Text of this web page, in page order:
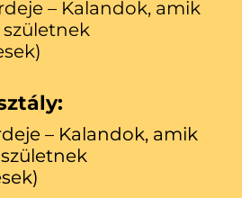
– Kalandok, amik
– Kalandok, amik